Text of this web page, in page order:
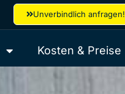
Unverbindlich anfragen!
Kosten & Preise